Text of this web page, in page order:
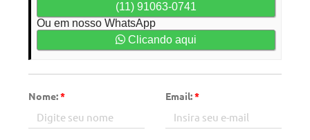
(11) 91063-0741
Ou em nosso WhatsApp
Clicando aqui
Nome:* Email:*